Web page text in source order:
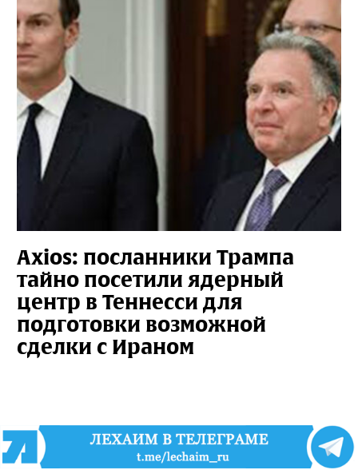
Axios: посланники Трампа
тайно посетили ядерный
центр в Теннесси для
подготовки возможной
сделки с Ираном